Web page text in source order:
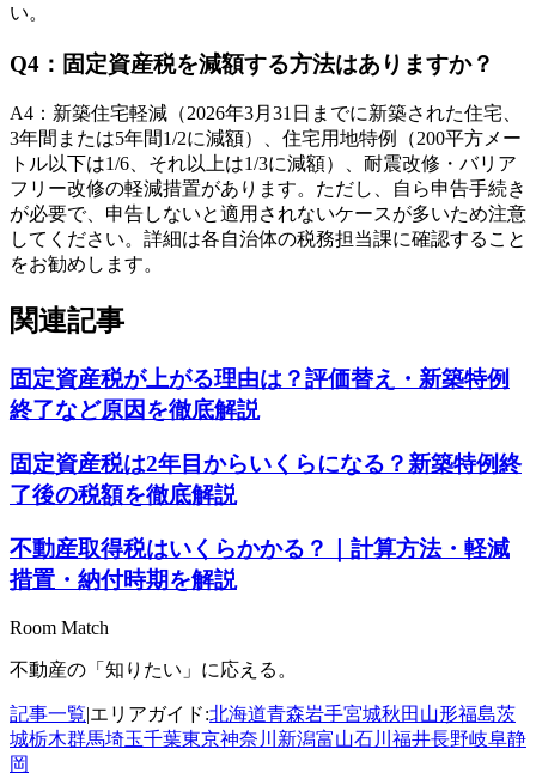
い。
Q4 ： 固定資産税を減額する方法はありますか？
A4 ： 新築住宅軽減（2026年3月31日までに新築された住宅、
3年間または5年間1/2に減額）、住宅用地特例（200平方メー
トル以下は1/6、それ以上は1/3に減額）、耐震改修・バリア
フリー改修の軽減措置があります。ただし、自ら申告手続き
が必要で、申告しないと適用されないケースが多いため注意
してください。詳細は各自治体の税務担当課に確認すること
をお勧めします。
関連記事
固定資産税が上がる理由は？評価替え・新築特例
終了など原因を徹底解説
固定資産税は2年目からいくらになる？新築特例終
了後の税額を徹底解説
不動産取得税はいくらかかる？｜計算方法・軽減
措置・納付時期を解説
Room Match
不動産の「知りたい」に応える。
記事一覧|エリアガイド:北海道青森岩手宮城秋田 山形福島茨
城栃木群馬埼玉千葉東京神奈川 新潟富山石川 福井長野岐阜静
岡